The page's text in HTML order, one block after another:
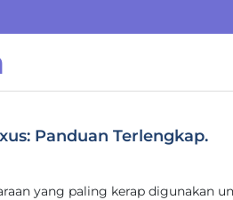
Panduan Terlengkap.
yang paling kerap digunakan